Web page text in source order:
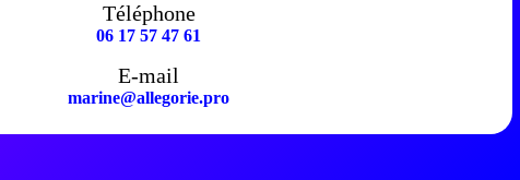
Téléphone
06 17 57 47 61
E-mail
marine@allegorie.pro